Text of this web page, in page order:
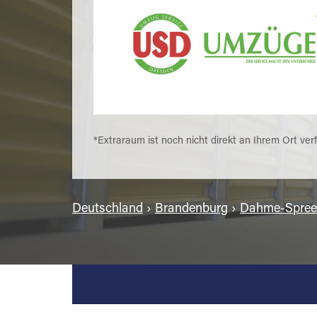
*Extraraum ist noch nicht direkt an Ihrem Ort
Deutschland › Brandenburg›Dahme-